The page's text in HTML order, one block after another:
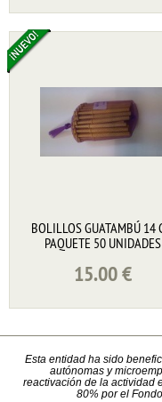
BOLILLOS GUATAMBÚ 14
PAQUETE 50 UNIDADES
15.00€
Esta entidad ha sido
autónomas y
reactivación de la actividad
80% por el